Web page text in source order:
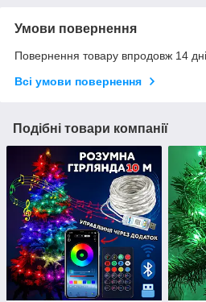
Умови повернення
Повернення товару впродовж 14
Всі умови повернення
Подібні товари компанії